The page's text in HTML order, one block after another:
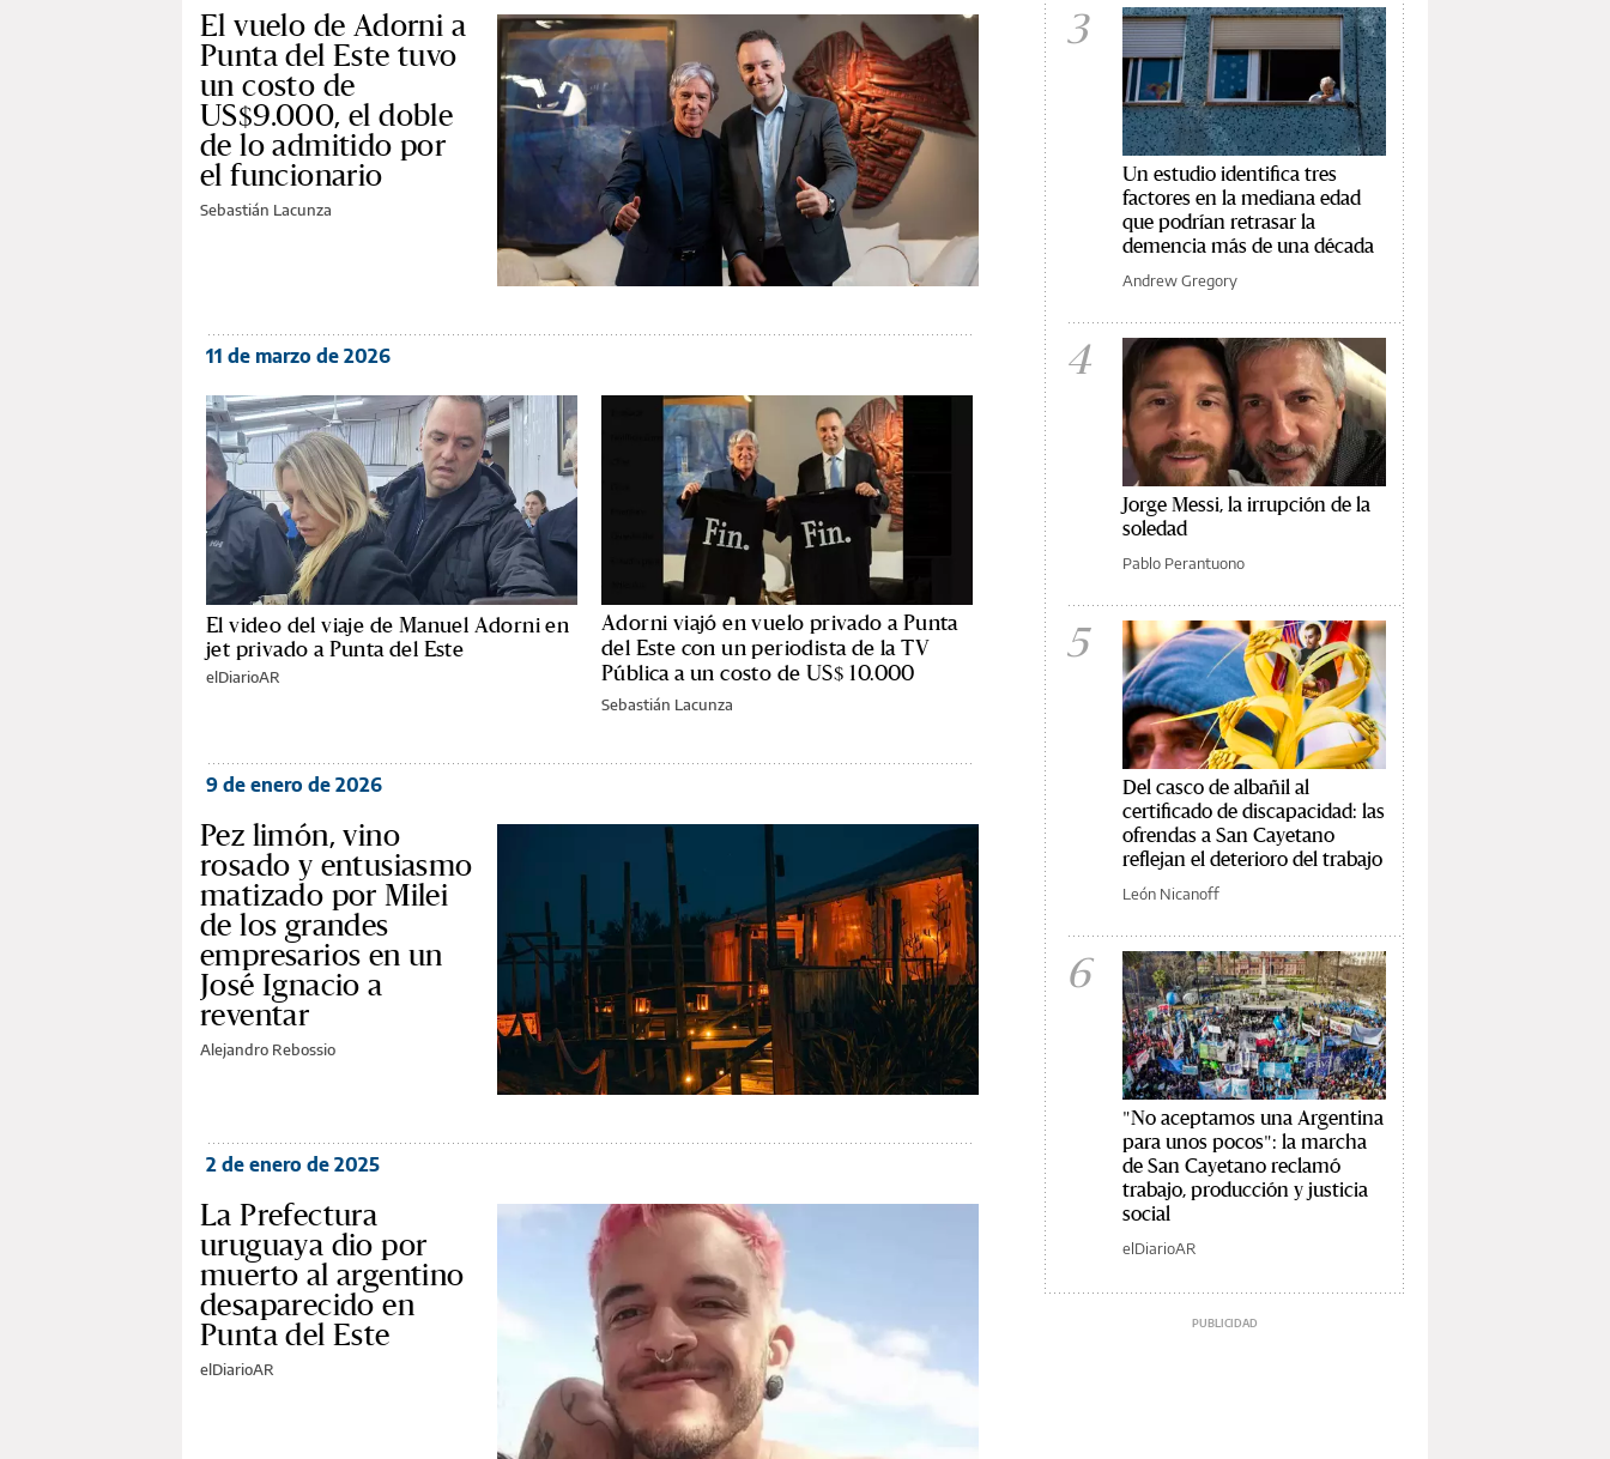
El vuelo de Adorni a
Punta del Este tuvo
un costo de
US$9.000, el doble
de lo admitido por
el funcionario
Sebastián Lacunza
11 de marzo de 2026
El video del viaje de Manuel Adorni en
jet privado a Punta del Este
elDiarioAR
Adorni viajó en vuelo privado a Punta
del Este con un periodista de la TV
Pública a un costo de US$ 10.000
Sebastián Lacunza
9 de enero de 2026
Pez limón, vino
rosado y entusiasmo
matizado por Milei
de los grandes
empresarios en un
José Ignacio a
reventar
Alejandro Rebossio
2 de enero de 2025
La Prefectura
uruguaya dio por
muerto al argentino
desaparecido en
Punta del Este
elDiarioAR
3
Un estudio identifica tres
factores en la mediana edad
que podrían retrasar la
demencia más de una década
Andrew Gregory
4
Jorge Messi, la irrupción de la
soledad
Pablo Perantuono
5
Del casco de albañil al
certificado de discapacidad: las
ofrendas a San Cayetano
reflejan el deterioro del trabajo
León Nicanoff
6
"No aceptamos una Argentina
para unos pocos": la marcha
de San Cayetano reclamó
trabajo, producción y justicia
social
elDiarioAR